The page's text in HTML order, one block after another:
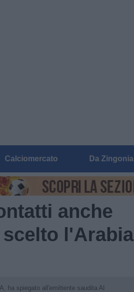
Calciomercato Da Zingonia
anche
l'Arabia
ha spiegato all'emittente saudita Al